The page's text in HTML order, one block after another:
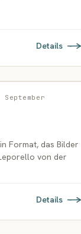
Details
Format, das Bilder
von der
Details